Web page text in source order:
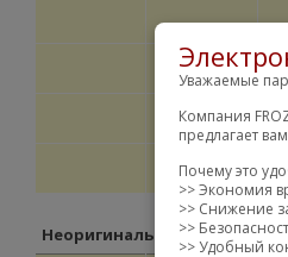
Неоригинальные замены
Уважаемые
Компания
предлагает
Почему это
>> Экономия
>> Снижение
>>
>> Удобный